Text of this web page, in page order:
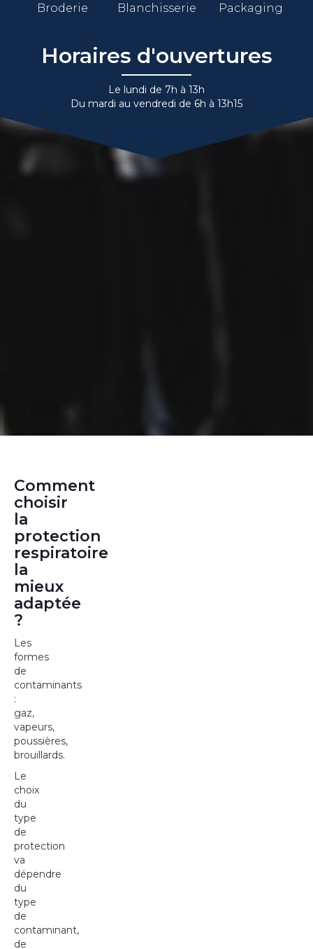
Broderie Blanchisserie Packaging
Horaires d'ouvertures
Le lundi de 7h à 13h
Du mardi au vendredi de 6h à 13h15
Comment
choisir
la
protection
respiratoire
la
mieux
adaptée
?
Les
formes
de
contaminants
:
gaz,
vapeurs,
poussières,
brouillards.
Le
choix
du
type
de
protection
va
dépendre
du
type
de
contaminant,
de